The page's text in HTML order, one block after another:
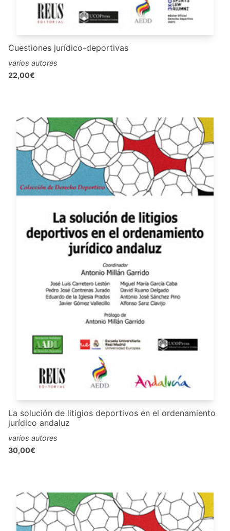
Cuestiones jurídico-deportivas
varios autores
22,00€
La solución de litigios deportivos en el ordenamiento
jurídico andaluz
varios autores
30,00€